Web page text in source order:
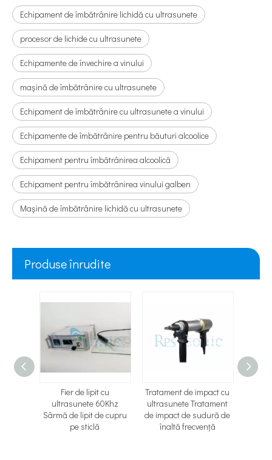
Echipament de îmbătrânire lichidă cu ultrasunete
procesor de lichide cu ultrasunete
Echipamente de învechire a vinului
mașină de îmbătrânire cu ultrasunete
Echipament de îmbătrânire cu ultrasunete a vinului
Echipamente de îmbătrânire pentru băuturi alcoolice
Echipament pentru îmbătrânirea alcoolică
Echipament pentru îmbătrânirea vinului galben
Mașină de îmbătrânire lichidă cu ultrasunete
Produse înrudite
Fier de lipit cu
ultrasunete 60Khz
Sârmă de lipit de cupru
pe sticlă
Tratament de impact cu
ultrasunete Tratament
de impact de sudură de
înaltă frecvență